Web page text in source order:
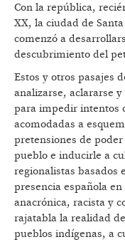
Con la república,
XX, la ciudad de
comenzó a
descubrimiento del
Estos y otros pasajes
analizarse, aclararse
para impedir intentos
acomodadas a
pretensiones de
pueblo e inducirle a
regionalistas basados
presencia española
anacrónica, racista y
rajatabla la realidad
pueblos indígenas, a